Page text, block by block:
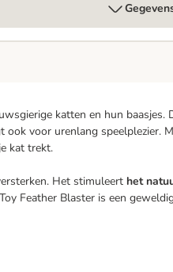
katten en hun baasjes.
voor urenlang speelplezier.
kat trekt.
Het stimuleert het
Feather Blaster is een